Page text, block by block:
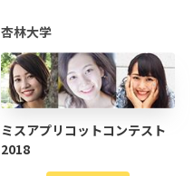
杏林大学
ミスアプリコットコンテスト
2018